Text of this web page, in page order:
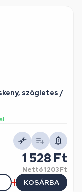
szögletes /
1 528 Ft
Nettó1 203 Ft
KOSÁRBA